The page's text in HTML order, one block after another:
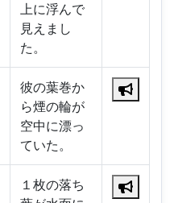
上に浮んで
見えまし
た。
彼の葉巻か
ら煙の輪が
空中に漂っ
ていた。
１枚の落ち